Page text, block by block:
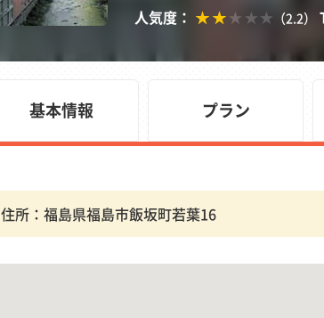
人気度： （2.2）
基本情報 プラン
住所：福島県福島市飯坂町若葉16